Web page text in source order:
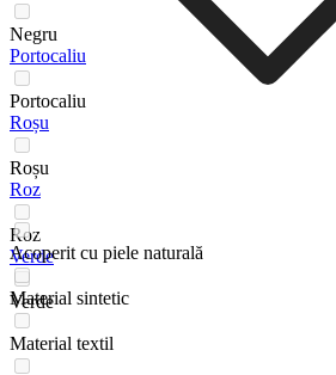
Negru
Portocaliu
Portocaliu
Roșu
Roșu
Roz
Roz
Verde
Verde
Acoperit cu piele naturală
Material sintetic
Material textil